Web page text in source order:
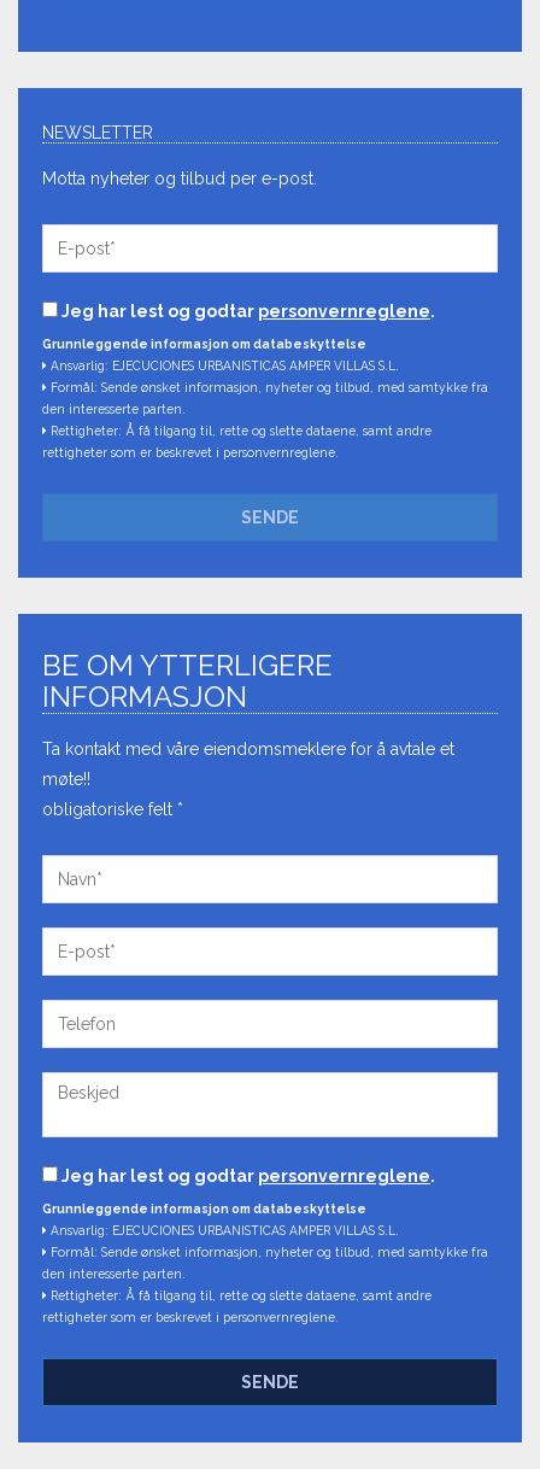
NEWSLETTER
Motta nyheter og tilbud per e-post.
Jeg har lest og godtar personvernreglene.
Grunnleggende informasjon om databeskyttelse
Ansvarlig: EJECUCIONES URBANISTICAS AMPER VILLAS S.L.
Formål: Sende ønsket informasjon, nyheter og tilbud, med samtykke fra
den interesserte parten.
Rettigheter: Å få tilgang til, rette og slette dataene, samt andre
rettigheter som er beskrevet i personvernreglene.
SENDE
BE OM YTTERLIGERE
INFORMASJON
Ta kontakt med våre eiendomsmeklere for å avtale et
møte!!
obligatoriske felt *
Jeg har lest og godtar personvernreglene.
Grunnleggende informasjon om databeskyttelse
Ansvarlig: EJECUCIONES URBANISTICAS AMPER VILLAS S.L.
Formål: Sende ønsket informasjon, nyheter og tilbud, med samtykke fra
den interesserte parten.
Rettigheter: Å få tilgang til, rette og slette dataene, samt andre
rettigheter som er beskrevet i personvernreglene.
SENDE